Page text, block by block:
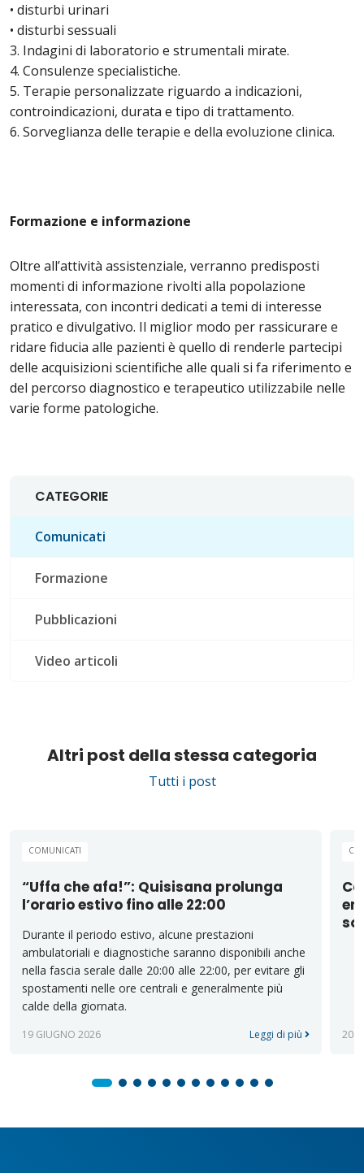
• disturbi urinari
• disturbi sessuali
3. Indagini di laboratorio e strumentali mirate.
4. Consulenze specialistiche.
5. Terapie personalizzate riguardo a indicazioni,
controindicazioni, durata e tipo di trattamento.
6. Sorveglianza delle terapie e della evoluzione clinica.
Formazione e informazione
Oltre all’attività assistenziale, verranno predisposti
momenti di informazione rivolti alla popolazione
interessata, con incontri dedicati a temi di interesse
pratico e divulgativo. Il miglior modo per rassicurare e
ridare fiducia alle pazienti è quello di renderle partecipi
delle acquisizioni scientifiche alle quali si fa riferimento e
del percorso diagnostico e terapeutico utilizzabile nelle
varie forme patologiche.
CATEGORIE
Comunicati
Formazione
Pubblicazioni
Video articoli
Altri post della stessa categoria
Tutti i post
COMUNICATI
“Uffa che afa!”: Quisisana prolunga
l’orario estivo fino alle 22:00
Durante il periodo estivo, alcune prestazioni
ambulatoriali e diagnostiche saranno disponibili anche
nella fascia serale dalle 20:00 alle 22:00, per evitare gli
spostamenti nelle ore centrali e generalmente più
calde della giornata.
19 GIUGNO 2026 Leggi di più 20